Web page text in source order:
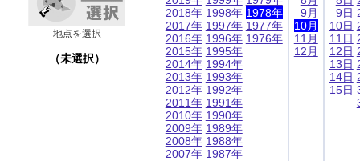
地点を選択
（未選択）
2018年
2017年
2016年
2015年
2014年
2013年
2012年
2011年
2010年
2009年
2008年
2007年
1998年
1997年
1996年
1995年
1994年
1993年
1992年
1991年
1990年
1989年
1988年
1987年
1978年
1977年
1976年
9月
10月
11月
12月
9日
10日
11日
12日
13日
14日
15日